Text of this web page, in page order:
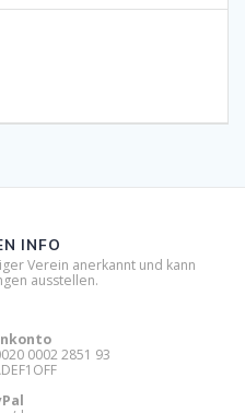
INFO
Verein anerkannt und kann
ausstellen.
0002 2851 93